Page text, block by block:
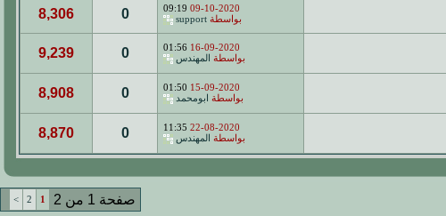
09-10-2020
09:19
بواسطة support
0
8,306
16-09-2020
01:56
بواسطة
المهندس 0
9,239
15-09-2020
01:50
بواسطة
ابومحمد 0
8,908
22-08-2020
11:35
بواسطة
المهندس 0
8,870
صفحة 1 من 2 1
2
>